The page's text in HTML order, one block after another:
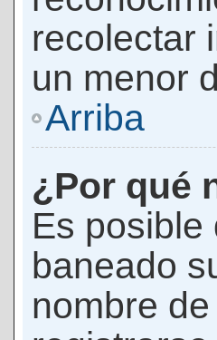
recolectar
un menor
Arriba
¿Por qué
Es posible
baneado
nombre